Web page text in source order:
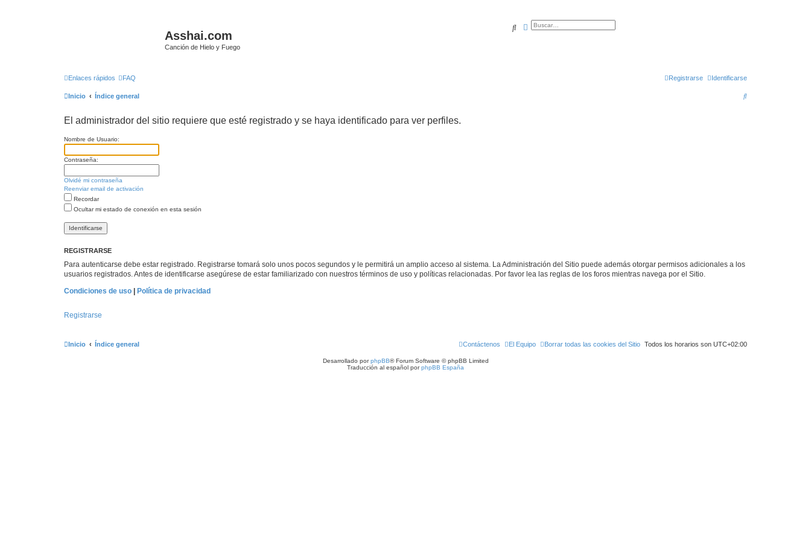
Asshai.com
Canción de Hielo y Fuego
BuscarBúsqueda avanzada
Enlaces rápidos FAQ Identificarse
Registrarse
Inicio Índice general
B
El administrador del sitio requiere que esté registrado y se haya identificado para ver perfiles.
Nombre de Usuario:
Contraseña:
Olvidé mi contraseña
Reenviar email de activación
Recordar
Ocultar mi estado de conexión en esta sesión
REGISTRARSE
Para autenticarse debe estar registrado. Registrarse tomará solo unos pocos segundos y le permitirá un amplio acceso al sistema. La Administración del Sitio puede además otorgar permisos adicionales a los
usuarios registrados. Antes de identificarse asegúrese de estar familiarizado con nuestros términos de uso y políticas relacionadas. Por favor lea las reglas de los foros mientras navega por el Sitio.
Condiciones de uso
Política de privacidad
Registrarse
Inicio Índice general Todos los horarios son UTC+02:00
Borrar todas las cookies del Sitio
El Equipo
Contáctenos
Desarrollado porphpBB® Forum Software © phpBB Limited
Traducción al español porphpBB España